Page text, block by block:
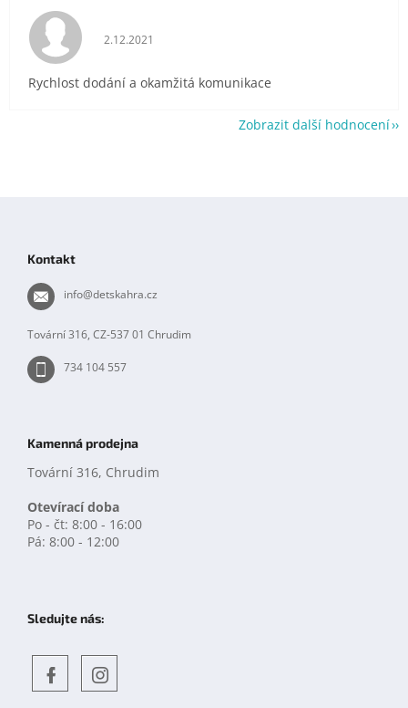
Hodnocení obchodu je 5 z 5 hvězdiček.
2.12.2021
Rychlost dodání a okamžitá komunikace
Zobrazit další hodnocení
Kontakt
info@detskahra.cz
Tovární 316, CZ-537 01 Chrudim
734 104 557
Kamenná prodejna
Tovární 316, Chrudim
Otevírací doba
Po - čt: 8:00 - 16:00
Pá: 8:00 - 12:00
Sledujte nás: